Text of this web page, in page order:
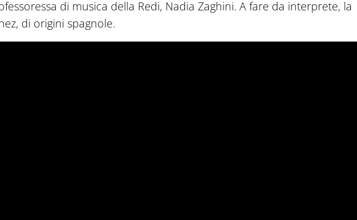
di musica della Redi, Nadia Zaghini. A fare da interprete, la
di origini spagnole.